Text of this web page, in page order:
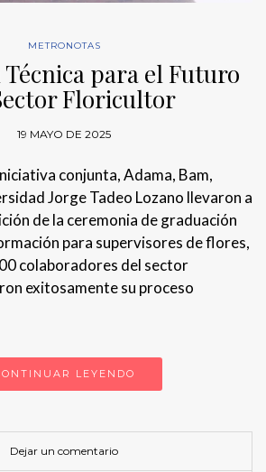
METRONOTAS
para el Futuro
Floricultor
19 MAYO DE 2025
conjunta, Adama, Bam,
Jorge Tadeo Lozano llevaron a
de la ceremonia de graduación
para supervisores de flores,
colaboradores del sector
exitosamente su proceso
LEYENDO
Dejar un comentario